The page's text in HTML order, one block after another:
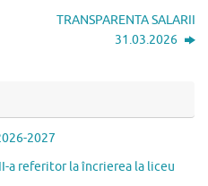
TRANSPARENTA SALARII
31.03.2026
2027
a referitor la încrierea la liceu